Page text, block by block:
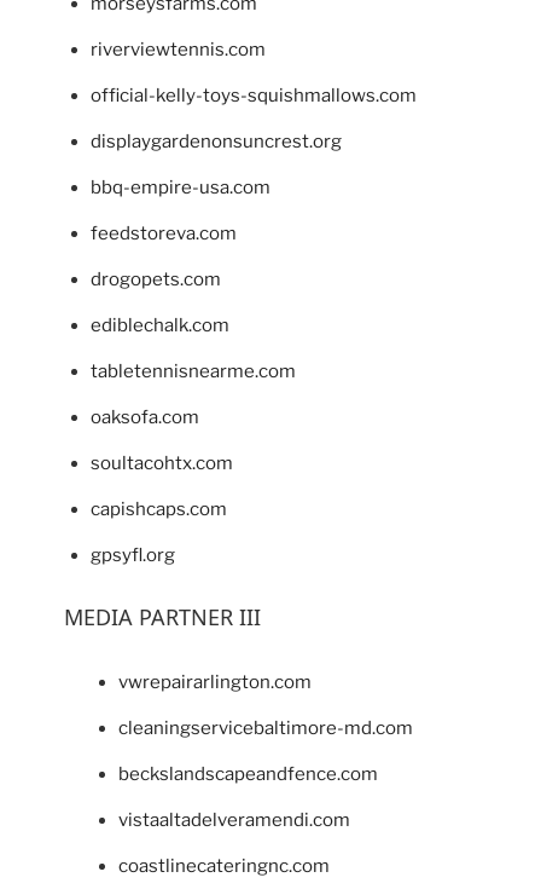
riverviewtennis.com
official-kelly-toys-squishmallows.com
displaygardenonsuncrest.org
bbq-empire-usa.com
feedstoreva.com
drogopets.com
ediblechalk.com
tabletennisnearme.com
oaksofa.com
soultacohtx.com
capishcaps.com
gpsyfl.org
MEDIA PARTNER III
vwrepairarlington.com
cleaningservicebaltimore-md.com
beckslandscapeandfence.com
vistaaltadelveramendi.com
coastlinecateringnc.com